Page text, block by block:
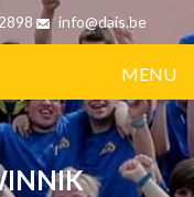
info@dais.be
MENU